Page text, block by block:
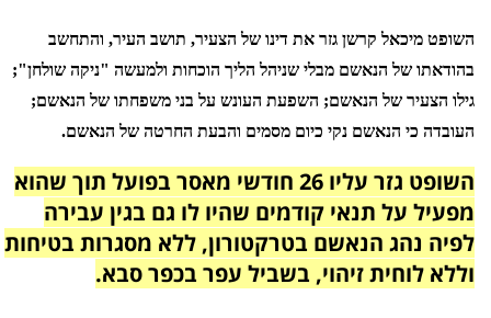
השופט מיכאל קרשן גזר את דינו של הצעיר, תושב העיר, והתחשב
בהודאתו של הנאשם מבלי שניהל הליך הוכחות ולמעשה "ניקה שולחן";
גילו הצעיר של הנאשם; השפעת העונש על בני משפחתו של הנאשם;
העובדה כי הנאשם נקי כיום מסמים והבעת החרטה של הנאשם.
השופט גזר עליו 26 חודשי מאסר בפועל תוך שהוא
מפעיל על תנאי קודמים שהיו לו גם בגין עבירה
לפיה נהג הנאשם בטרקטורון, ללא מסגרות בטיחות
וללא לוחית זיהוי, בשביל עפר בכפר סבא.